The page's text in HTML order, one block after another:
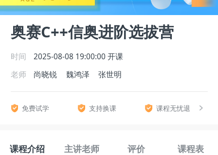
奥赛C++信奥进阶选拔营
时间 2025-08-08 19:00:00 开课
老师
尚晓锐 魏鸿泽 张世明
免费试学 支持换课 课程无忧退
课程介绍 主讲老师 评价 课程表